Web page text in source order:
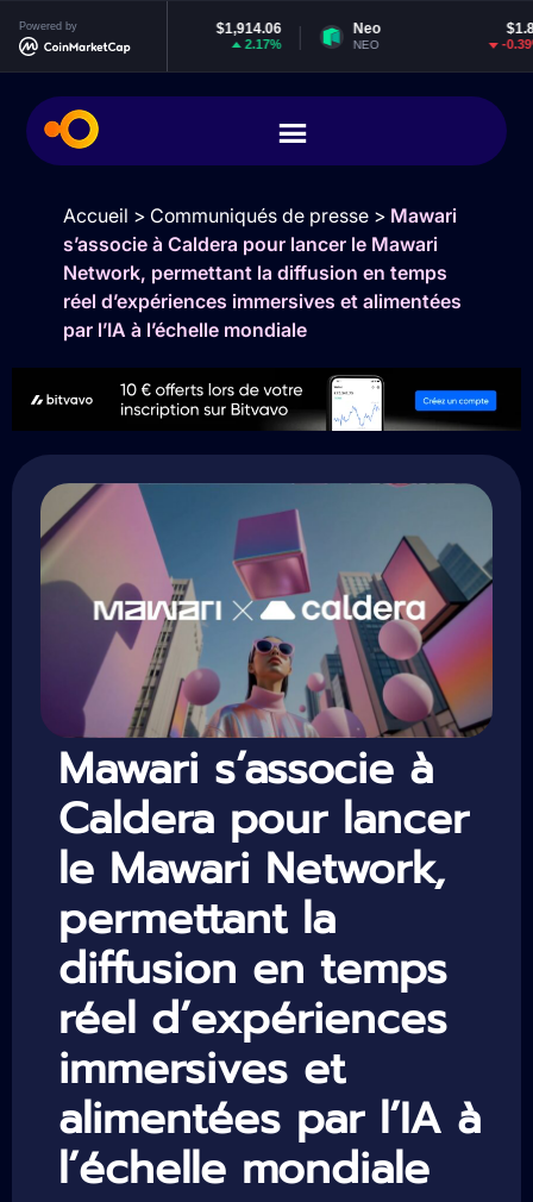
Powered by
Ethereum
ETH
Neo
NEO
Accueil > Communiqués de presse> Mawari
s’associe à Caldera pour lancer le Mawari
Network, permettant la diffusion en temps
réel d’expériences immersives et alimentées
par l’IA à l’échelle mondiale
Mawari s’associe à
Caldera pour lancer
le Mawari Network,
permettant la
diffusion en temps
réel d’expériences
immersives et
alimentées par l’IA à
l’échelle mondiale